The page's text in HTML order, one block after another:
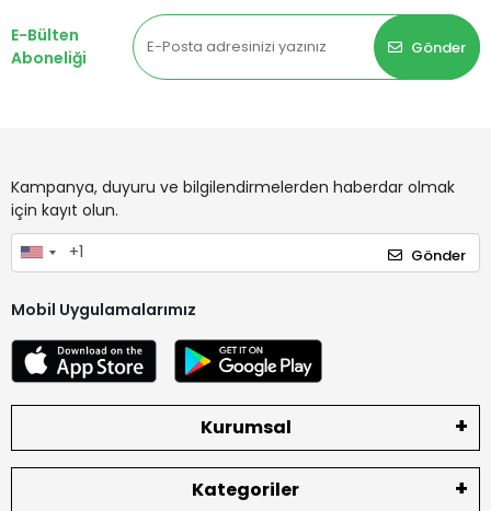
E-Bülten
Aboneliği
Gönder
Kampanya, duyuru ve bilgilendirmelerden haberdar olmak
için kayıt olun.
Gönder
Mobil Uygulamalarımız
Kurumsal
Kategoriler